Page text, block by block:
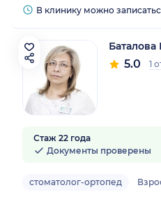
В клинику можно
Баталова
5.0 1
Стаж 22 года
Документы проверены
стоматолог-ортопед